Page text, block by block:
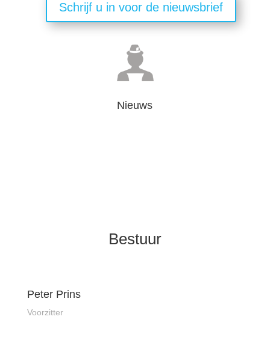
Schrijf u in voor de nieuwsbrief
Nieuws
Bestuur
Peter Prins
Voorzitter